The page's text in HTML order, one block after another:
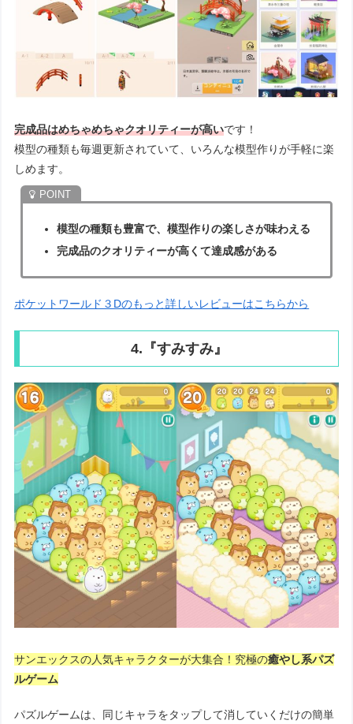
完成品はめちゃめちゃクオリティーが高いです！
模型の種類も毎週更新されていて、いろんな模型作りが手軽に楽
しめます。
模型の種類も豊富で、模型作りの楽しさが味わえる
完成品のクオリティーが高くて達成感がある
ポケットワールド３Dのもっと詳しいレビューはこちらから
4.『すみすみ』
サンエックスの人気キャラクターが大集合！究極の癒やし系パズ
ルゲーム
パズルゲームは、同じキャラをタップして消していくだけの簡単